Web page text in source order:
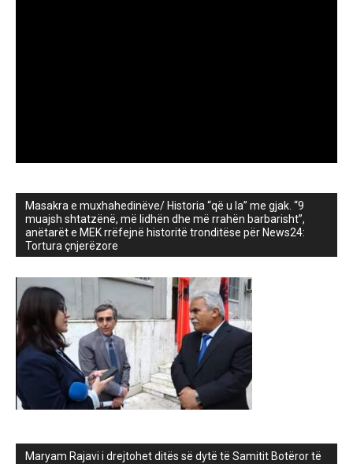
Masakra e muxhahedinëve/ Historia “që u la” me gjak. “9
muajsh shtatzënë, më lidhën dhe më rrahën barbarisht”,
anëtarët e MEK rrëfejnë historitë tronditëse për News24:
Tortura çnjerëzore
Maryam Rajavi i drejtohet ditës së dytë të Samitit Botëror të